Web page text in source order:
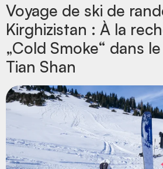
Voyage de ski de
Kirghizistan : À la
„Cold Smoke“ dans
Tian Shan